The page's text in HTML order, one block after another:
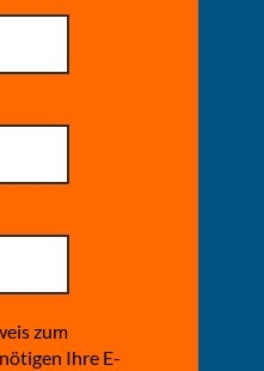
zum
Ihre E-